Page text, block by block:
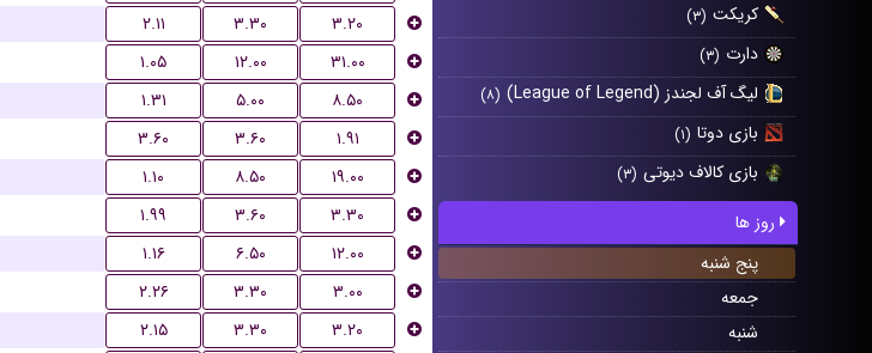
کریکت (۳)
دارت (۳)
لیگ آف لجندز (League of Legend) (۸)
بازی دوتا (۱)
بازی کالاف دیوتی (۳)
روز ها
پنج شنبه
جمعه
شنبه
۲.۱۱ ۳.۳۰
۳.۲۰
۱.۰۵ ۱۲.۰۰
۳۱.۰۰
۱.۳۱ ۵.۰۰
۸.۵۰
۳.۶۰ ۳.۶۰
۱.۹۱
۱.۱۰ ۸.۵۰
۱۹.۰۰
۱.۹۹ ۳.۶۰
۳.۳۰
۱.۱۶ ۶.۵۰
۱۲.۰۰
۲.۲۶ ۳.۳۰
۳.۰۰
۲.۱۵ ۳.۳۰
۳.۲۰